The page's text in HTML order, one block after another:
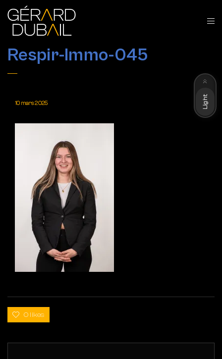
Respir-Immo-045
10 mars 2025
0 likes
Light
Dark